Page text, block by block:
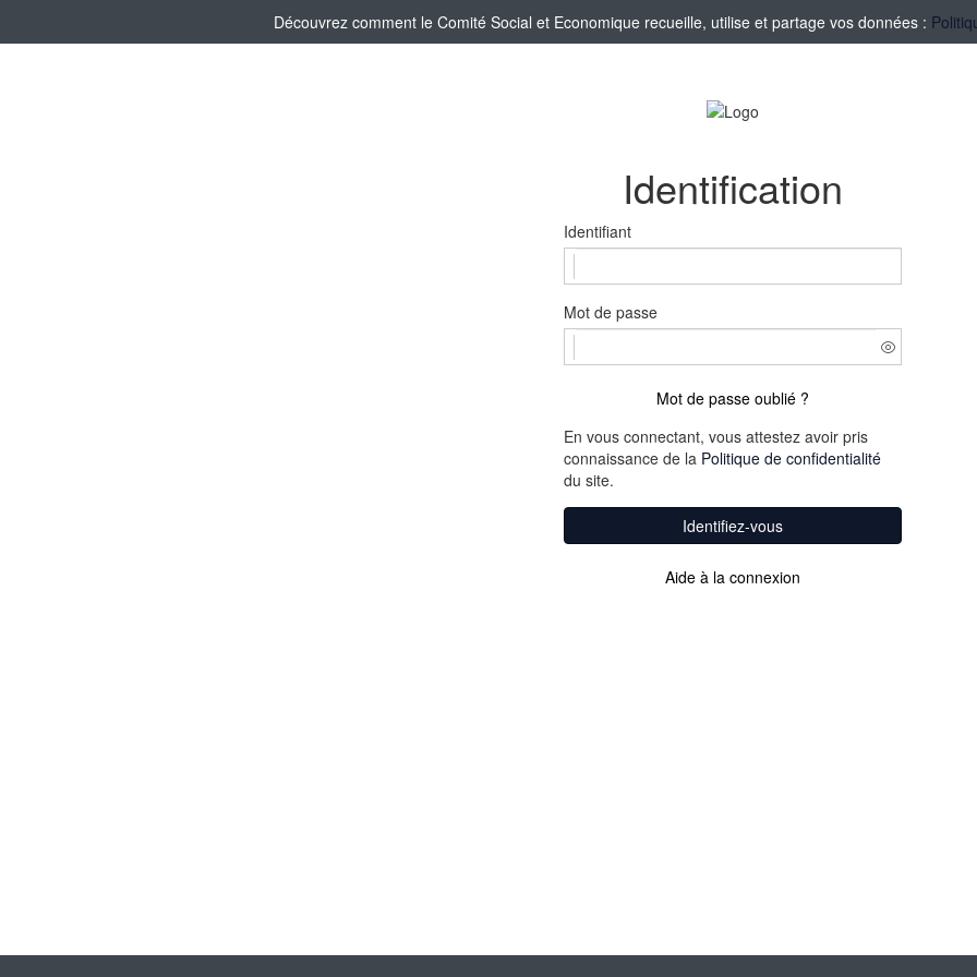
Découvrez comment le Comité Social et Economique recueille, utilise et partage vos données :
Identification
Identifiant
Mot de passe
Mot de passe oublié ?
En vous connectant, vous attestez avoir pris
connaissance de la Politique de confidentialité
du site.
Identifiez-vous
Aide à la connexion